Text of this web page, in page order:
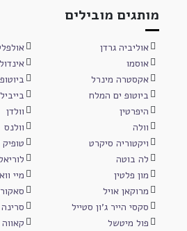
מותגים מובילים
אוליביה גרדן
אוסמו
אקסטרה מינרל
ביוטופ
ביוטופ ים המלח
היפרטין
וולדן
וולה
וולנס
ויקטוריה סיקרט
לה בוטה
מון פלטין
מיי
מרוקאן אויל
סקסי הייר ג'ון סטייל
סרינה
פול מיטשל